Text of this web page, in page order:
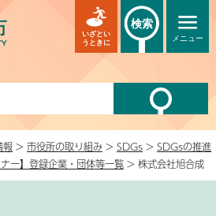
メニュー
いざとい
うときに
検索
報 > 市役所の取り組み > SDGs > SDGsの推進
ー】登録企業・団体等一覧 > 株式会社旭合成